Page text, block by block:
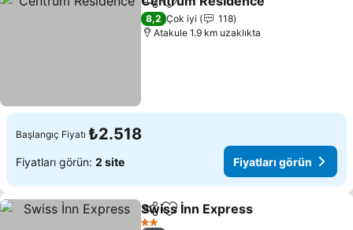
PaylaşFavorilerime ekle
8,2 Çok iyi
118
Atakule 1.9 km uzaklıkta
Başlangıç Fiyatı ₺2.518
Fiyatları görün: 2 site Fiyatları görün
PaylaşFavorilerime ekle
Swiss İnn Express
2 Yıldız